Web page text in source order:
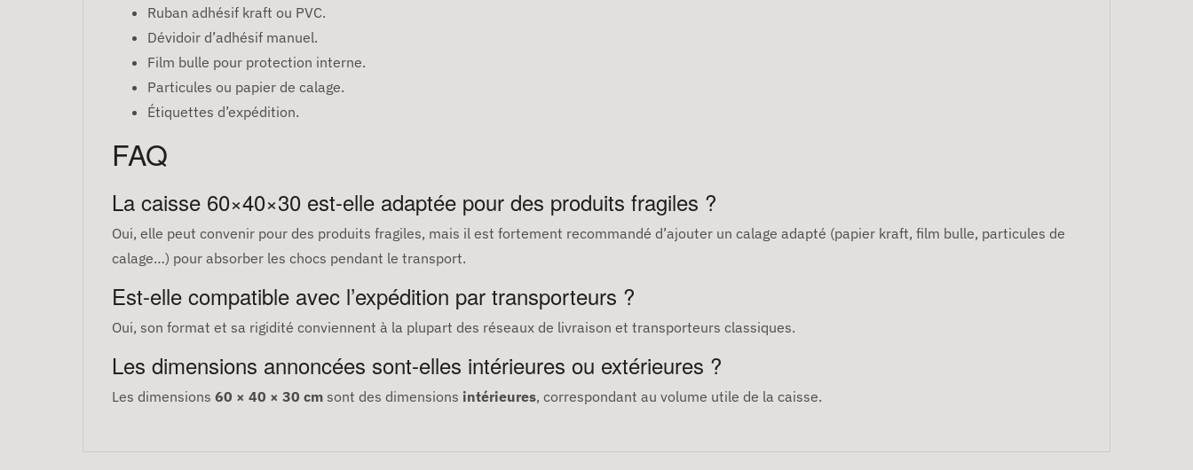
Ruban adhésif kraft ou PVC.
Dévidoir d’adhésif manuel.
Film bulle pour protection interne.
Particules ou papier de calage.
Étiquettes d’expédition.
FAQ
La caisse 60×40×30 est-elle adaptée pour des produits fragiles ?
Oui, elle peut convenir pour des produits fragiles, mais il est fortement recommandé d’ajouter un calage adapté (papier kraft, film bulle, particules de
calage…) pour absorber les chocs pendant le transport.
Est-elle compatible avec l’expédition par transporteurs ?
Oui, son format et sa rigidité conviennent à la plupart des réseaux de livraison et transporteurs classiques.
Les dimensions annoncées sont-elles intérieures ou extérieures ?
Les dimensions 60 × 40 × 30 cm sont des dimensions intérieures, correspondant au volume utile de la caisse.